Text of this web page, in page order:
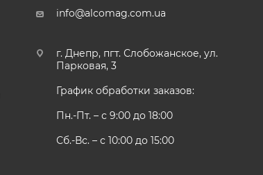
info@alcomag.com.ua
г. Днепр, пгт. Слобожанское, ул.
Парковая, 3
График обработки заказов:
Пн.-Пт. – с 9:00 до 18:00
Сб.-Вс. – с 10:00 до 15:00